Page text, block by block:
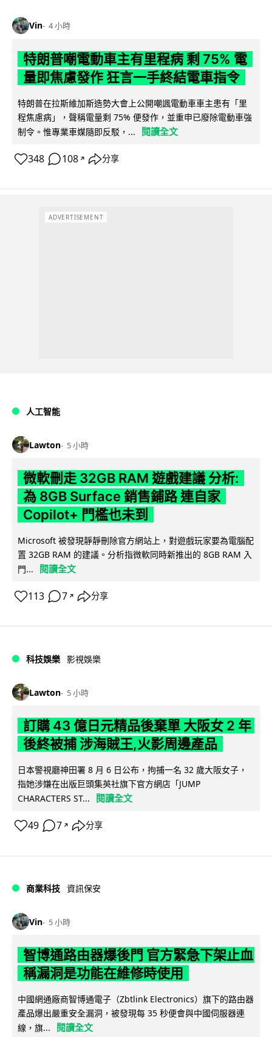
Vin 4 小時
特朗普嘲電動車主有里程病 剩 75% 電
量即焦慮發作 狂言一手終結電車指令
特朗普在拉斯維加斯造勢大會上公開嘲諷電動車車主患有「里
程焦慮病」，聲稱電量剩 75% 便發作，並重申已廢除電動車強
制令。惟專業車媒隨即反駁，...
閱讀全文
348 108 ↗ 分享
ADVERTISEMENT
人工智能
Lawton 5 小時
微軟刪走 32GB RAM 遊戲建議 分析:
為 8GB Surface 銷售鋪路 連自家
Copilot+ 門檻也未到
Microsoft 被發現靜靜刪除官方網站上，對遊戲玩家要為電腦配
置 32GB RAM 的建議。分析指微軟同時新推出的 8GB RAM 入
門...
閱讀全文
113 7 ↗ 分享
科技娛樂 影視娛樂
Lawton 5 小時
訂購 43 億日元精品後棄單 大阪女 2 年
後終被捕 涉海賊王,火影周邊產品
日本警視廳神田署 8 月 6 日公布，拘捕一名 32 歲大阪女子，
指她涉嫌在出版巨頭集英社旗下官方網店「JUMP
CHARACTERS ST...
閱讀全文
49 7 ↗ 分享
商業科技 資訊保安
Vin 5 小時
智博通路由器爆後門 官方緊急下架止血
稱漏洞是功能在維修時使用
中國網通廠商智博通電子（Zbtlink Electronics）旗下的路由器
產品爆出嚴重安全漏洞，被發現每 35 秒便會與中國伺服器連
線，旗...
閱讀全文